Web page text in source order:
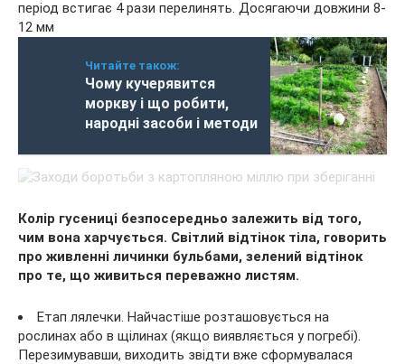
період встигає 4 рази перелинять. Досягаючи довжини 8-
12 мм
Читайте також:
Чому кучерявится
моркву і що робити,
народні засоби і методи
Колір гусениці безпосередньо залежить від того,
чим вона харчується. Світлий відтінок тіла, говорить
про живленні личинки бульбами, зелений відтінок
про те, що живиться переважно листям.
Етап лялечки. Найчастіше розташовується на
рослинах або в щілинах (якщо виявляється у погребі).
Перезимувавши, виходить звідти вже сформувалася